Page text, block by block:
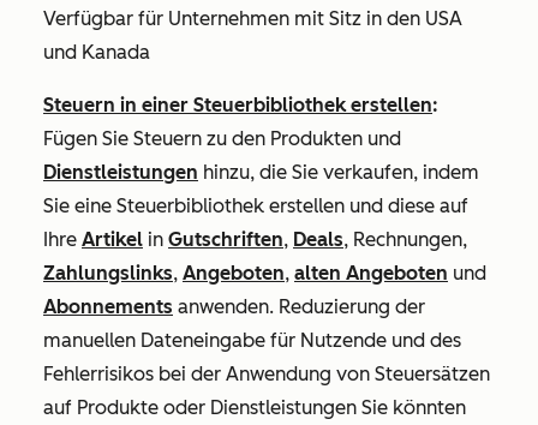
Verfügbar für Unternehmen mit Sitz in den USA
und Kanada
Steuern in einer Steuerbibliothek erstellen:
Fügen Sie Steuern zu den Produkten und
Dienstleistungen hinzu, die Sie verkaufen, indem
Sie eine Steuerbibliothek erstellen und diese auf
Ihre Artikel in Gutschriften, Deals, Rechnungen,
Zahlungslinks, Angeboten, alten Angeboten und
Abonnements anwenden. Reduzierung der
manuellen Dateneingabe für Nutzende und des
Fehlerrisikos bei der Anwendung von Steuersätzen
auf Produkte oder Dienstleistungen Sie könnten